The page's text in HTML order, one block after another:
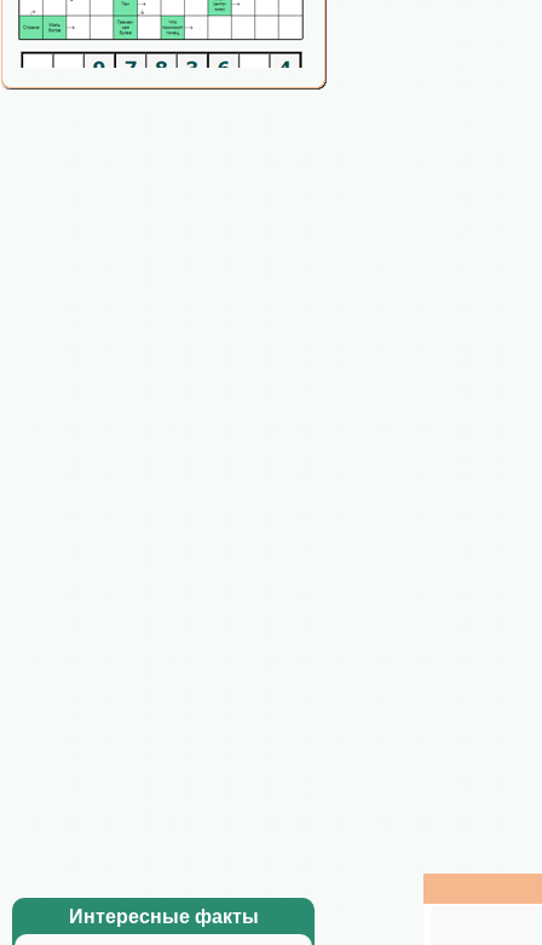
Интересные факты